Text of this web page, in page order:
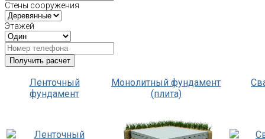
Стены сооружения
Этажей
Ленточный
фундамент
Монолитный фундамент
(плита)